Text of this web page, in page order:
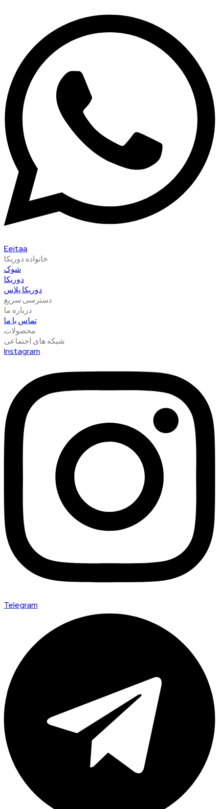
Eeitaa
خانواده دوریکا
شوک
دوریکا
دوریکا پلاس
دسترسی سریع
درباره ما
تماس با ما
محصولات
شبکه های اجتماعی
Instagram
Telegram